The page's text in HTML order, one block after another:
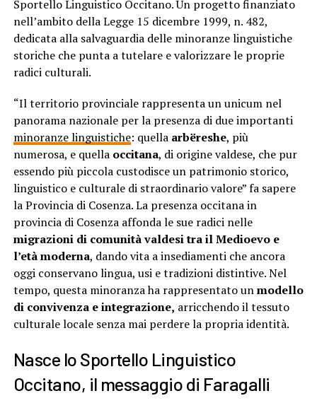
Sportello Linguistico Occitano. Un progetto finanziato
nell’ambito della Legge 15 dicembre 1999, n. 482,
dedicata alla salvaguardia delle minoranze linguistiche
storiche che punta a tutelare e valorizzare le proprie
radici culturali.
“Il territorio provinciale rappresenta un unicum nel
panorama nazionale per la presenza di due importanti
minoranze linguistiche: quella arbëreshe, più
numerosa, e quella occitana, di origine valdese, che pur
essendo più piccola custodisce un patrimonio storico,
linguistico e culturale di straordinario valore” fa sapere
la Provincia di Cosenza. La presenza occitana in
provincia di Cosenza affonda le sue radici nelle
migrazioni di comunità valdesi tra il Medioevo e
l’età moderna, dando vita a insediamenti che ancora
oggi conservano lingua, usi e tradizioni distintive. Nel
tempo, questa minoranza ha rappresentato unmodello
di convivenza e integrazione, arricchendo il tessuto
culturale locale senza mai perdere la propria identità.
Nasce lo Sportello Linguistico
Occitano, il messaggio di Faragalli